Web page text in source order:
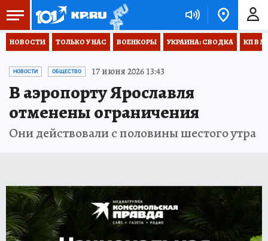
НОВОСТИ ТОЛЬКО У НАС ВОЕНКОРЫ УКРАИНА: СВОДКА КП В
НОВОСТИ ОБЩЕСТВО 17 июня 2026 13:43
В аэропорту Ярославля
отменены ограничения
Они действовали с половины шестого утра